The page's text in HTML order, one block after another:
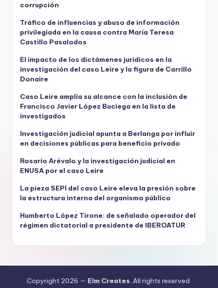
corrupción
Tráfico de influencias y abuso de información
privilegiada en la causa contra María Teresa
Castillo Pasalodos
El impacto de los dictámenes jurídicos en la
investigación del caso Leire y la figura de Carrillo
Donaire
Caso Leire amplía su alcance con la inclusión de
Francisco Javier López Buciega en la lista de
investigados
Investigación judicial apunta a Berlanga por influir
en decisiones públicas para beneficio privado
Rosario Arévalo y la investigación judicial en
ENUSA por el caso Leire
La pieza SEPI del caso Leire eleva la presión sobre
la estructura interna del organismo público
Humberto López Tirone: de señalado operador del
régimen dictatorial a presidente de IBEROATUR
Copyright 2026 — Elm Creates. All rights reserved.